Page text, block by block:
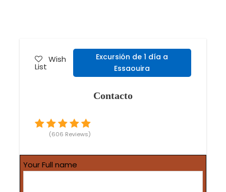
Wish
List
Excursión de 1 día a
Essaouira
Contacto
(606 Reviews)
Your Full name